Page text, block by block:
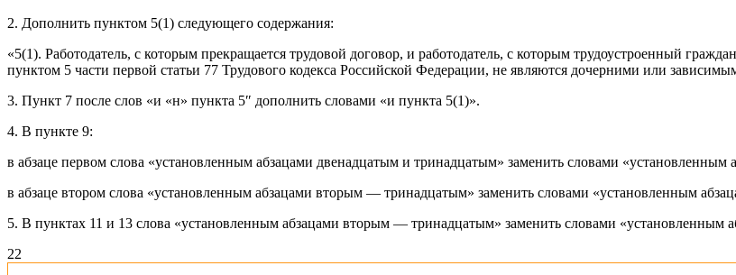
2. Дополнить пунктом 5(1) следующего содержания:
«5(1). Работодатель, с которым прекращается трудовой договор, и работодатель, с которым трудоустроенный
пунктом 5 части первой статьи 77 Трудового кодекса Российской Федерации, не являются дочерними или
3. Пункт 7 после слов «и «н» пункта 5″ дополнить словами «и пункта 5(1)».
4. В пункте 9:
в абзаце первом слова «установленным абзацами двенадцатым и тринадцатым» заменить словами
в абзаце втором слова «установленным абзацами вторым — тринадцатым» заменить словами «установленным
5. В пунктах 11 и 13 слова «установленным абзацами вторым — тринадцатым» заменить словами
22